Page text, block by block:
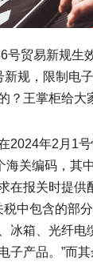
号贸易新规生
规，限制电
？王掌柜给大
2024年2月1
海关编码，其
在报关时提供
中包含的部
冰箱、光纤电
子产品。”而